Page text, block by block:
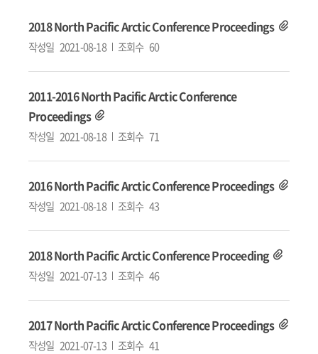
2018 North Pacific Arctic Conference Proceedings
작성일 2021-08-18 조회수 60
2011-2016 North Pacific Arctic Conference
Proceedings
작성일 2021-08-18 조회수 71
2016 North Pacific Arctic Conference Proceedings
작성일 2021-08-18 조회수 43
2018 North Pacific Arctic Conference Proceeding
작성일 2021-07-13 조회수 46
2017 North Pacific Arctic Conference Proceedings
작성일 2021-07-13 조회수 41